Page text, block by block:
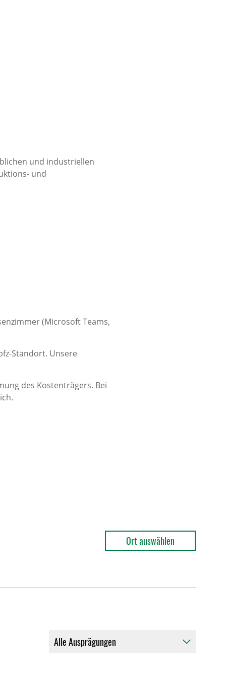
und industriellen
und
(Microsoft Teams,
Standort. Unsere
des Kostenträgers. Bei